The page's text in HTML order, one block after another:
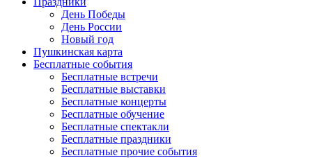
День Победы
День России
Новый год
Пушкинская карта
Бесплатные события
Бесплатные встречи
Бесплатные выставки
Бесплатные концерты
Бесплатные обучение
Бесплатные спектакли
Бесплатные праздники
Бесплатные прочие события